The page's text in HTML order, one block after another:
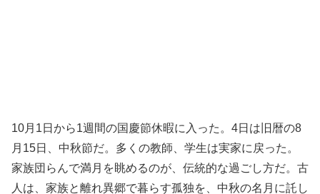
10月1日から1週間の国慶節休暇に入った。4日は旧暦の8
月15日、中秋節だ。多くの教師、学生は実家に戻った。
家族団らんで満月を眺めるのが、伝統的な過ごし方だ。古
人は、家族と離れ異郷で暮らす孤独を、中秋の名月に託し